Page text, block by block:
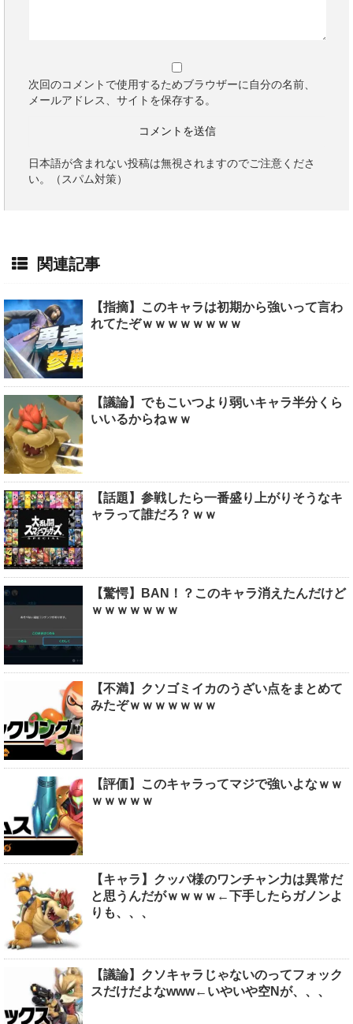
次回のコメントで使用するためブラウザーに自分の名前、
メールアドレス、サイトを保存する。
日本語が含まれない投稿は無視されますのでご注意くださ
い。（スパム対策）
関連記事
【指摘】このキャラは初期から強いって言わ
れてたぞｗｗｗｗｗｗｗｗ
【議論】でもこいつより弱いキャラ半分くら
いいるからねｗｗ
【話題】参戦したら一番盛り上がりそうなキ
ャラって誰だろ？ｗｗ
【驚愕】BAN！？このキャラ消えたんだけど
ｗｗｗｗｗｗｗ
【不満】クソゴミイカのうざい点をまとめて
みたぞｗｗｗｗｗｗｗ
【評価】このキャラってマジで強いよなｗｗ
ｗｗｗｗｗ
【キャラ】クッパ様のワンチャン力は異常だ
と思うんだがｗｗｗｗ←下手したらガノンよ
りも、、、
【議論】クソキャラじゃないのってフォック
スだけだよなwww←いやいや空Nが、、、